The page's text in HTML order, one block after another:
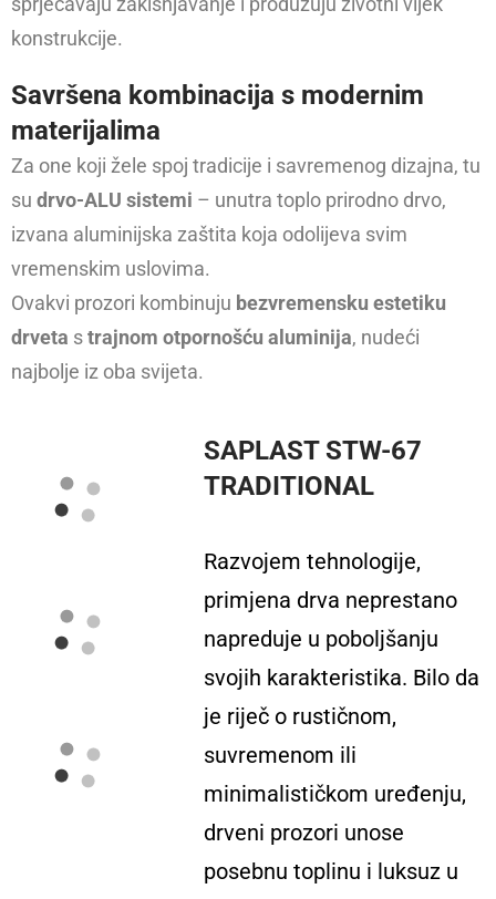
konstrukcije.
Savršena kombinacija s modernim
materijalima
Za one koji žele spoj tradicije i savremenog dizajna, tu
su drvo-ALU sistemi – unutra toplo prirodno drvo,
izvana aluminijska zaštita koja odolijeva svim
vremenskim uslovima.
Ovakvi prozori kombinuju bezvremensku estetiku
drveta strajnom otpornošću aluminija, nudeći
najbolje iz oba svijeta.
SAPLAST STW-67
TRADITIONAL
Razvojem tehnologije,
primjena drva neprestano
napreduje u poboljšanju
svojih karakteristika. Bilo da
je riječ o rustičnom,
suvremenom ili
minimalističkom uređenju,
drveni prozori unose
posebnu toplinu i luksuz u